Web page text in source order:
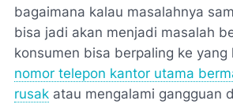
bagaimana kalau masalahnya
bisa jadi akan menjadi masalah
konsumen bisa berpaling ke yang
nomor telepon kantor utama
rusak atau mengalami gangguan